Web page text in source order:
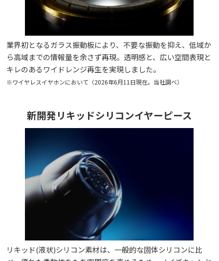
業界初となるガラス振動板により、不要な振動を抑え、低域か
ら高域までの情報量を余さず再現。透明感と、広い空間表現と
キレのあるワイドレンジ再生を実現しました。
※ワイヤレスイヤホンにおいて（2026年6月11日現在。当社調べ）
新開発リキッドシリコンイヤーピース
リキッド(液状)シリコン素材は、一般的な固体シリコンに比